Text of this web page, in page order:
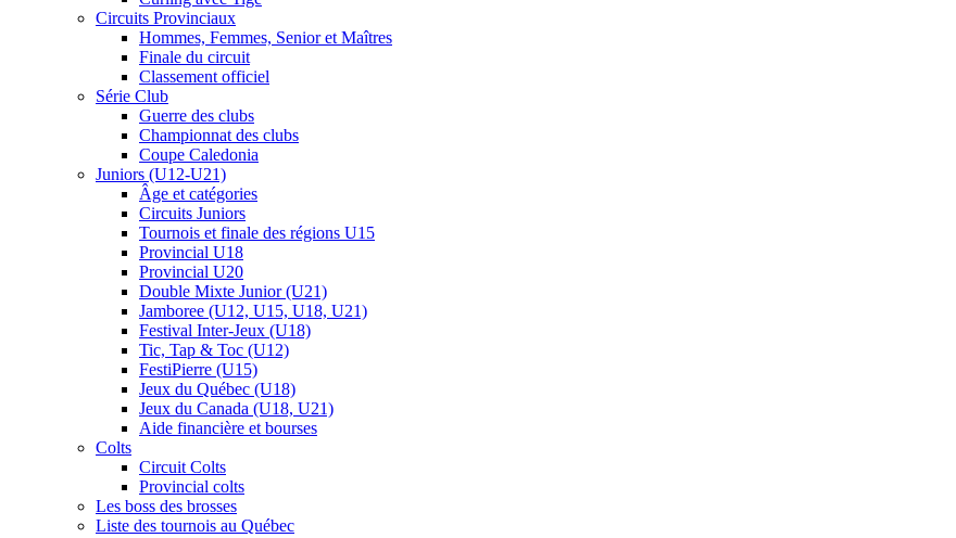
Circuits Provinciaux
Hommes, Femmes, Senior et Maîtres
Finale du circuit
Classement officiel
Série Club
Guerre des clubs
Championnat des clubs
Coupe Caledonia
Juniors (U12-U21)
Âge et catégories
Circuits Juniors
Tournois et finale des régions U15
Provincial U18
Provincial U20
Double Mixte Junior (U21)
Jamboree (U12, U15, U18, U21)
Festival Inter-Jeux (U18)
Tic, Tap & Toc (U12)
FestiPierre (U15)
Jeux du Québec (U18)
Jeux du Canada (U18, U21)
Aide financière et bourses
Colts
Circuit Colts
Provincial colts
Les boss des brosses
Liste des tournois au Québec